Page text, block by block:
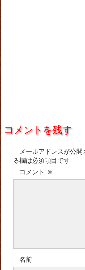
コメントを残す
メールアドレスが公開
る欄は必須項目です
コメント ※
名前